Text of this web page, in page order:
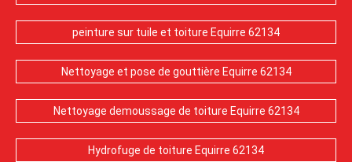
peinture sur tuile et toiture Equirre 62134
Nettoyage et pose de gouttière Equirre 62134
Nettoyage demoussage de toiture Equirre 62134
Hydrofuge de toiture Equirre 62134